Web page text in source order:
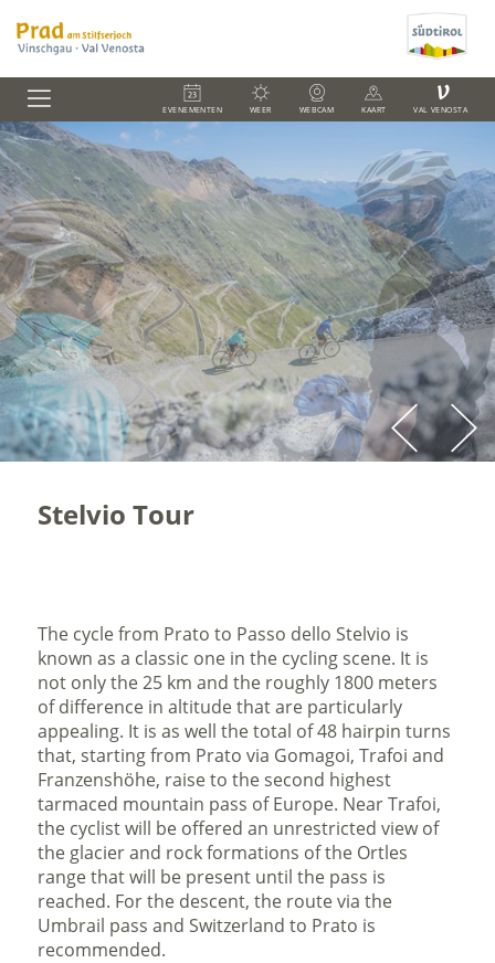
EVENEMENTEN WEER WEBCAM KAART
V
VAL VENOSTA
Stelvio Tour
The cycle from Prato to Passo dello Stelvio is
known as a classic one in the cycling scene. It is
not only the 25 km and the roughly 1800 meters
of difference in altitude that are particularly
appealing. It is as well the total of 48 hairpin turns
that, starting from Prato via Gomagoi, Trafoi and
Franzenshöhe, raise to the second highest
tarmaced mountain pass of Europe. Near Trafoi,
the cyclist will be offered an unrestricted view of
the glacier and rock formations of the Ortles
range that will be present until the pass is
reached. For the descent, the route via the
Umbrail pass and Switzerland to Prato is
recommended.